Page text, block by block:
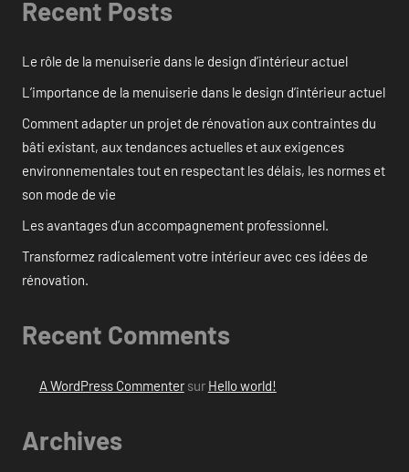
Recent Posts
Le rôle de la menuiserie dans le design d’intérieur actuel
L’importance de la menuiserie dans le design d’intérieur actuel
Comment adapter un projet de rénovation aux contraintes du
bâti existant, aux tendances actuelles et aux exigences
environnementales tout en respectant les délais, les normes et
son mode de vie
Les avantages d’un accompagnement professionnel.
Transformez radicalement votre intérieur avec ces idées de
rénovation.
Recent Comments
A WordPress Commentersur Hello world!
Archives